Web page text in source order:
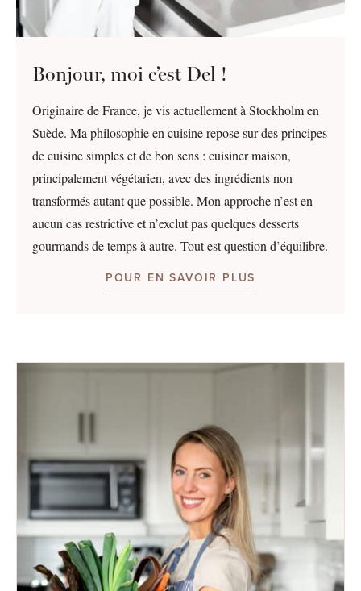
Bonjour, moi c’est Del !
Originaire de France, je vis actuellement à Stockholm en
Suède. Ma philosophie en cuisine repose sur des principes
de cuisine simples et de bon sens : cuisiner maison,
principalement végétarien, avec des ingrédients non
transformés autant que possible. Mon approche n’est en
aucun cas restrictive et n’exclut pas quelques desserts
gourmands de temps à autre. Tout est question d’équilibre.
POUR EN SAVOIR PLUS